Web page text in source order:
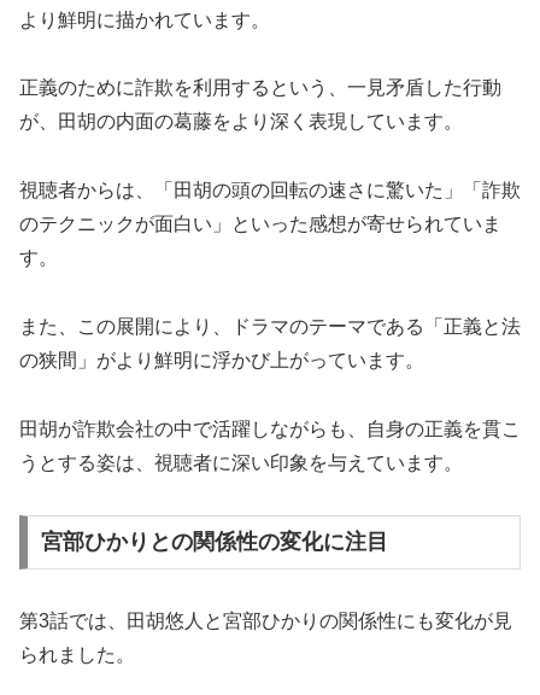
より鮮明に描かれています。
正義のために詐欺を利用するという、一見矛盾した行動
が、田胡の内面の葛藤をより深く表現しています。
視聴者からは、「田胡の頭の回転の速さに驚いた」「詐欺
のテクニックが面白い」といった感想が寄せられていま
す。
また、この展開により、ドラマのテーマである「正義と法
の狭間」がより鮮明に浮かび上がっています。
田胡が詐欺会社の中で活躍しながらも、自身の正義を貫こ
うとする姿は、視聴者に深い印象を与えています。
宮部ひかりとの関係性の変化に注目
第3話では、田胡悠人と宮部ひかりの関係性にも変化が見
られました。